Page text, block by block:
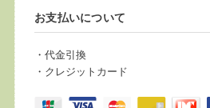
お支払いについて
・代金引換
・クレジットカード